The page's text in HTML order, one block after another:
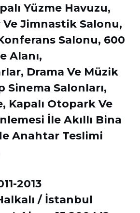
Yüzme Havuzu,
Ve Jimnastik Salonu,
Salonu, 600
Alanı,
Drama Ve Müzik
Sinema Salonları,
Kapalı Otopark Ve
İle Akıllı Bina
Anahtar Teslimi
2013
/ İstanbul